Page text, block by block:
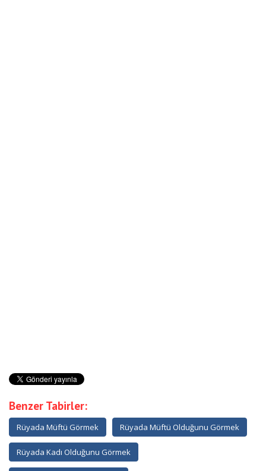
Benzer Tabirler:
Rüyada Müftü Görmek Rüyada Müftü Olduğunu Görmek
Rüyada Kadı Olduğunu Görmek